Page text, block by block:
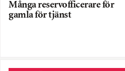
Många reservofficerare för
gamla för tjänst